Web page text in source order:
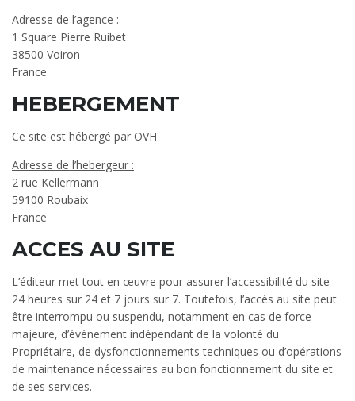
Adresse de l’agence :
1 Square Pierre Ruibet
38500 Voiron
France
HEBERGEMENT
Ce site est hébergé par OVH
Adresse de l’hebergeur :
2 rue Kellermann
59100 Roubaix
France
ACCES AU SITE
L’éditeur met tout en œuvre pour assurer l’accessibilité du site
24 heures sur 24 et 7 jours sur 7. Toutefois, l’accès au site peut
être interrompu ou suspendu, notamment en cas de force
majeure, d’événement indépendant de la volonté du
Propriétaire, de dysfonctionnements techniques ou d’opérations
de maintenance nécessaires au bon fonctionnement du site et
de ses services.